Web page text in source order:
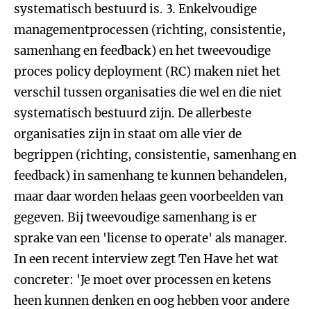
systematisch bestuurd is. 3. Enkelvoudige
managementprocessen (richting, consistentie,
samenhang en feedback) en het tweevoudige
proces policy deployment (RC) maken niet het
verschil tussen organisaties die wel en die niet
systematisch bestuurd zijn. De allerbeste
organisaties zijn in staat om alle vier de
begrippen (richting, consistentie, samenhang en
feedback) in samenhang te kunnen behandelen,
maar daar worden helaas geen voorbeelden van
gegeven. Bij tweevoudige samenhang is er
sprake van een 'license to operate' als manager.
In een recent interview zegt Ten Have het wat
concreter: 'Je moet over processen en ketens
heen kunnen denken en oog hebben voor andere